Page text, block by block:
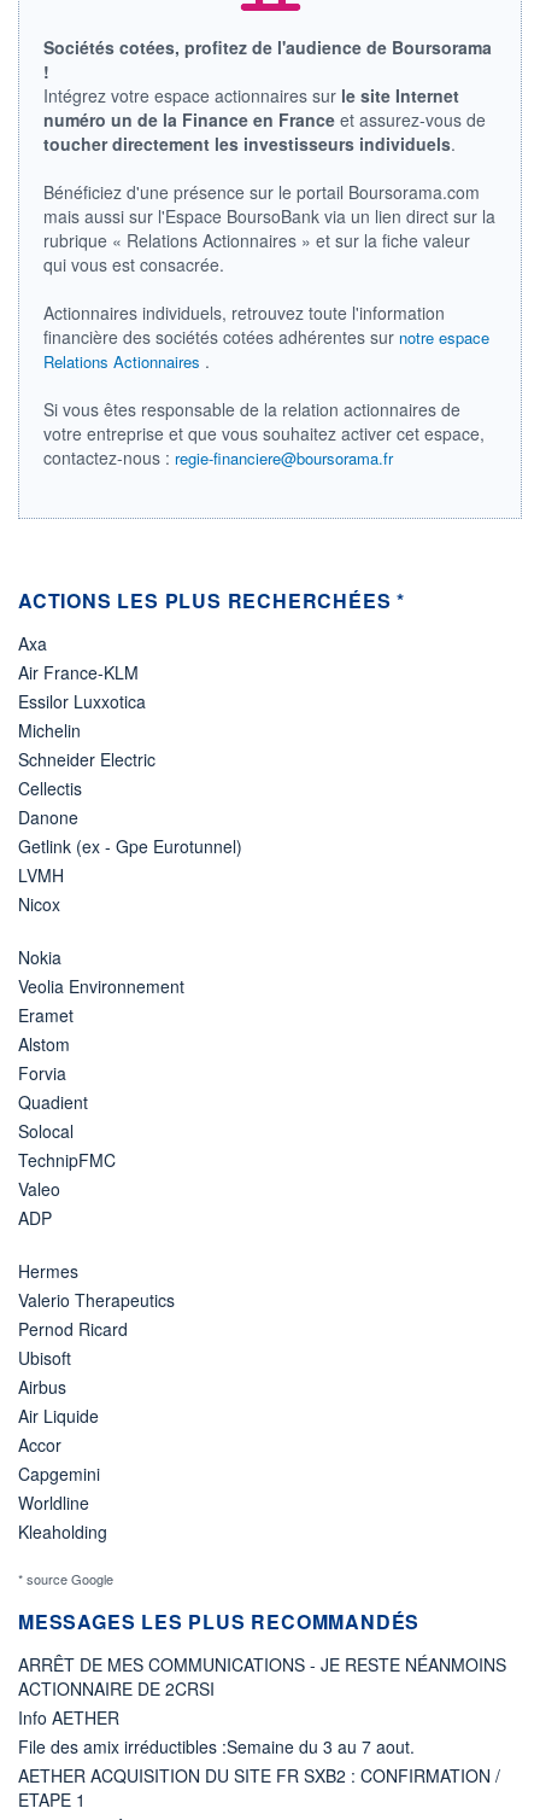
CLÔTURE VEILLE
+ HAUT + BAS
VOLUME
10 300
CAPITAL ÉCHANGÉ
0,00%
07.08.26 / 17:55:57
LIMITE À LA
BAISSE
0,000
LIMITE À LA
HAUSSE
ESTIMÉ 2026
-
2026
-
DERNIER
0,00 GBX -
PROCHAIN
DIVIDENDE
Sociétés cotées, profitez de l'audience de Boursorama
!
Intégrez votre espace actionnaires sur le site Internet
numéro un de la Finance en France et assurez-vous de
toucher directement les investisseurs individuels.
Bénéficiez d'une présence sur le portail Boursorama.com
mais aussi sur l'Espace BoursoBank via un lien direct sur la
rubrique « Relations Actionnaires » et sur la fiche valeur
qui vous est consacrée.
Actionnaires individuels, retrouvez toute l'information
financière des sociétés cotées adhérentes sur notre espace
Relations Actionnaires .
Si vous êtes responsable de la relation actionnaires de
votre entreprise et que vous souhaitez activer cet espace,
contactez-nous : regie-financiere@boursorama.fr
ACTIONS LES PLUS RECHERCHÉES *
Axa
Air France-KLM
Essilor Luxxotica
Michelin
Schneider Electric
Cellectis
Danone
Getlink (ex - Gpe Eurotunnel)
LVMH
Nicox
Nokia
Veolia Environnement
Eramet
Alstom
Forvia
Quadient
Solocal
TechnipFMC
Valeo
ADP
Hermes
Valerio Therapeutics
Pernod Ricard
Ubisoft
Airbus
Air Liquide
Accor
Capgemini
Worldline
Kleaholding
* source Google
MESSAGES LES PLUS RECOMMANDÉS
ARRÊT DE MES COMMUNICATIONS - JE RESTE NÉANMOINS
ACTIONNAIRE DE 2CRSI
Info AETHER
File des amix irréductibles :Semaine du 3 au 7 aout.
AETHER ACQUISITION DU SITE FR SXB2 : CONFIRMATION /
ETAPE 1